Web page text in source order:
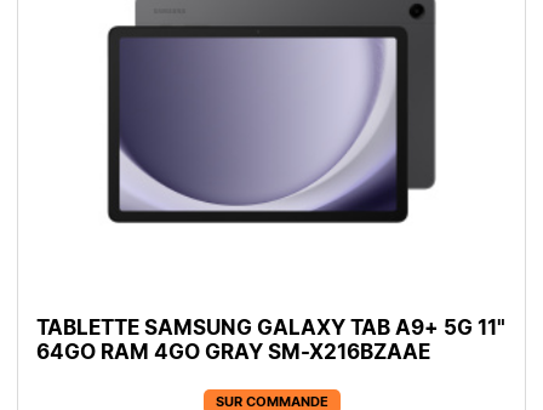
TABLETTE SAMSUNG GALAXY TAB A9+ 5G 11"
64GO RAM 4GO GRAY SM-X216BZAAE
SUR COMMANDE